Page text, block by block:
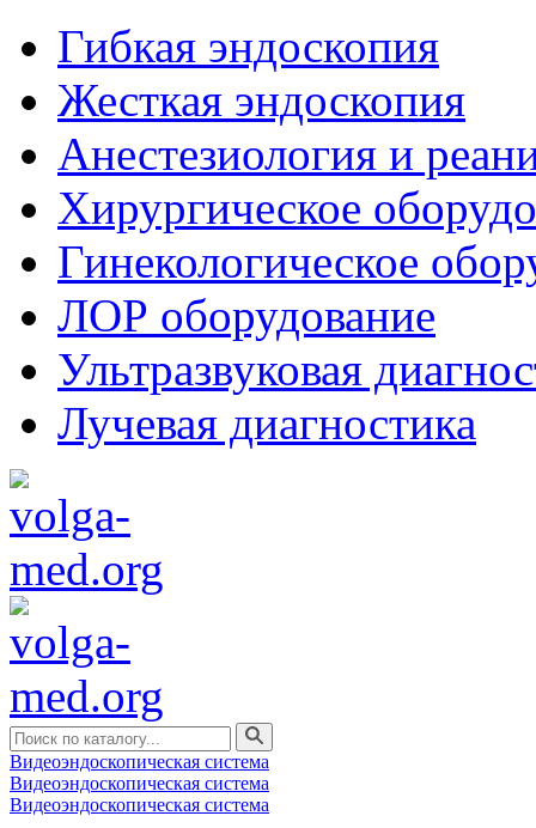
Гибкая эндоскопия
Жесткая эндоскопия
Анестезиология и
Хирургическое
Гинекологическое
ЛОР оборудование
Ультразвуковая
Лучевая диагностика
Видеоэндоскопическая система
Видеоэндоскопическая система
Видеоэндоскопическая система